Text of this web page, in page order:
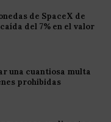
de SpaceX de
del 7% en el valor
una cuantiosa multa
prohibidas